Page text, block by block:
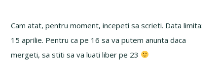
Cam atat, pentru moment, incepeti sa scrieti. Data limita:
15 aprilie. Pentru ca pe 16 sa va putem anunta daca
mergeti, sa stiti sa va luati liber pe 23